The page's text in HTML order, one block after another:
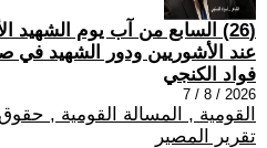
(26) السابع من آب يوم الشهيد
عند الأشوريين ودور الشهيد في
فواد الكنجي
2026 / 8 / 7
القومية , المسالة القومية ,
تقرير المصير